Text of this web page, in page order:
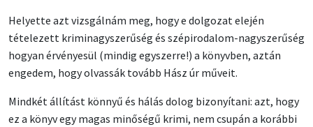
Helyette azt vizsgálnám meg, hogy e dolgozat elején
tételezett kriminagyszerűség és szépirodalom-nagyszerűség
hogyan érvényesül (mindig egyszerre!) a könyvben, aztán
engedem, hogy olvassák tovább Hász úr műveit.
Mindkét állítást könnyű és hálás dolog bizonyítani: azt, hogy
ez a könyv egy magas minőségű krimi, nem csupán a korábbi